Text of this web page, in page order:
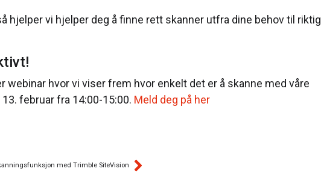
hjelper vi hjelper deg å finne rett skanner utfra dine behov til riktig
hvor vi viser frem hvor enkelt det er å skanne med våre
februar fra 14:00-15:00. Meld deg på her
med Trimble SiteVision